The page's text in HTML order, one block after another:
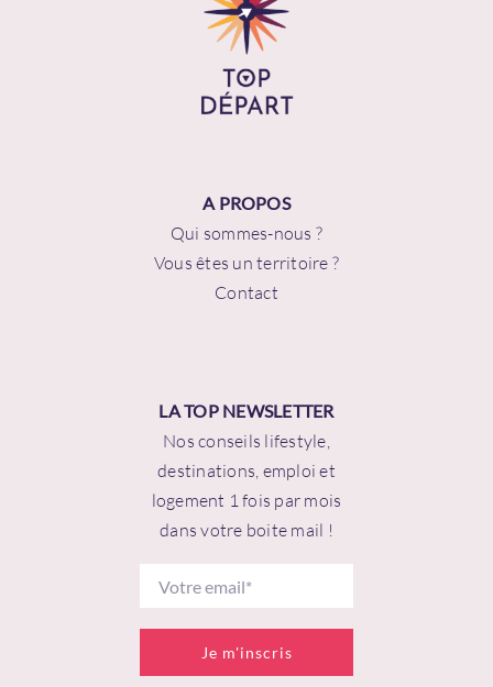
A PROPOS
Qui sommes-nous ?
Vous êtes un territoire ?
Contact
LA TOP NEWSLETTER
Nos conseils lifestyle,
destinations, emploi et
logement 1 fois par mois
dans votre boite mail !
Je m'inscris